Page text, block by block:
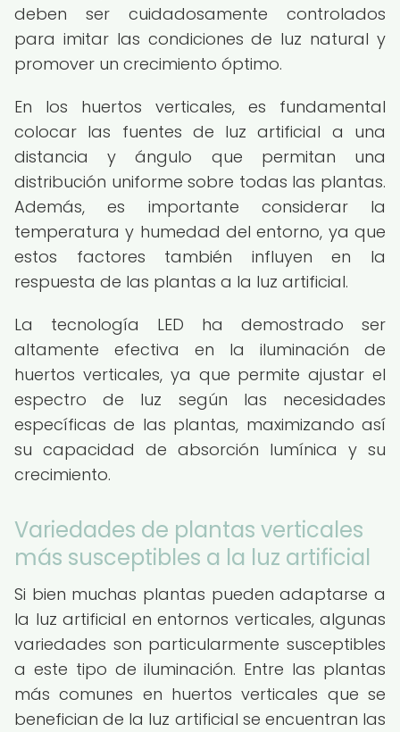
deben ser cuidadosamente controlados
para imitar las condiciones de luz natural y
promover un crecimiento óptimo.
En los huertos verticales, es fundamental
colocar las fuentes de luz artificial a una
distancia y ángulo que permitan una
distribución uniforme sobre todas las plantas.
Además, es importante considerar la
temperatura y humedad del entorno, ya que
estos factores también influyen en la
respuesta de las plantas a la luz artificial.
La tecnología LED ha demostrado ser
altamente efectiva en la iluminación de
huertos verticales, ya que permite ajustar el
espectro de luz según las necesidades
específicas de las plantas, maximizando así
su capacidad de absorción lumínica y su
crecimiento.
Variedades de plantas verticales
más susceptibles a la luz artificial
Si bien muchas plantas pueden adaptarse a
la luz artificial en entornos verticales, algunas
variedades son particularmente susceptibles
a este tipo de iluminación. Entre las plantas
más comunes en huertos verticales que se
benefician de la luz artificial se encuentran las